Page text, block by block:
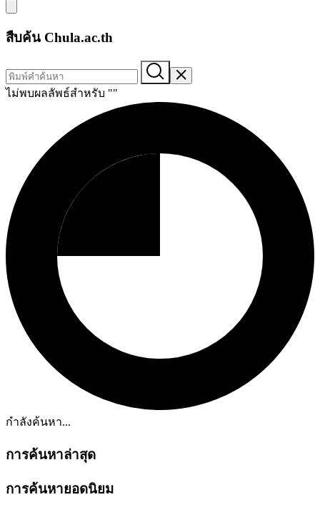
สืบค้น Chula.ac.th
ไม่พบผลลัพธ์สำหรับ ""
กำลังค้นหา...
การค้นหาล่าสุด
การค้นหายอดนิยม